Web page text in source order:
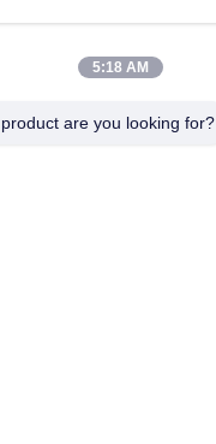
5:18 AM
are you looking for?